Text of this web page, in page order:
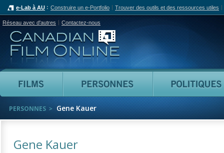
e-Lab à AU Construire un e-Portfolio Trouver des outils et des ressources utiles
Réseau avec d'autres Contactez-nous
Canadian Film Online
Films Personnes
PERSONNES Gene Kauer
Gene Kauer